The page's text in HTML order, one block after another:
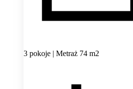
3 pokoje | Metraż 74 m2